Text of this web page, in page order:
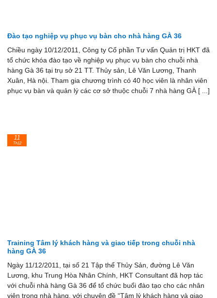
Đào tạo nghiệp vụ phục vụ bàn cho nhà hàng GÀ 36
Chiều ngày 10/12/2011, Công ty Cổ phần Tư vấn Quản trị HKT đã
tổ chức khóa đào tạo về nghiệp vụ phục vụ bàn cho chuỗi nhà
hàng Gà 36 tại trụ sở 21 TT. Thủy sản, Lê Văn Lương, Thanh
Xuân, Hà nội. Tham gia chương trình có 40 học viên là nhân viên
phục vụ bàn và quản lý các cơ sở thuộc chuỗi 7 nhà hàng GÀ [ ...]
Training Tâm lý khách hàng và giao tiếp trong chuỗi nhà
hàng GÀ 36
Ngày 11/12/2011, tại số 21 Tập thể Thủy Sản, đường Lê Văn
Lương, khu Trung Hòa Nhân Chính, HKT Consultant đã hợp tác
với chuỗi nhà hàng Gà 36 để tổ chức buổi đào tạo cho các nhân
viên trong nhà hàng, với chuyên đề “Tâm lý khách hàng và giao
11
Th12